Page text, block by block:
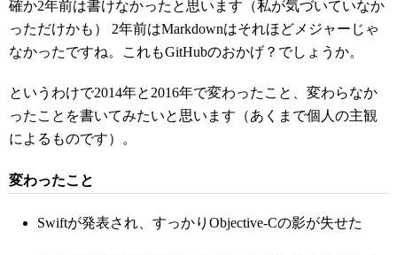
確か2年前は書けなかったと思います（私が気づいていなか
っただけかも） 2年前はMarkdownはそれほどメジャーじゃ
なかったですね。これもGitHubのおかげ？でしょうか。
というわけで2014年と2016年で変わったこと、変わらなか
ったことを書いてみたいと思います（あくまで個人の主観
によるものです）。
変わったこと
Swiftが発表され、すっかりObjective-Cの影が失せた